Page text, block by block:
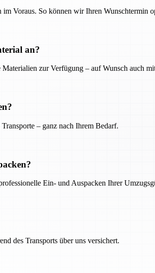
Voraus. So können wir Ihren Wunschtermin
an?
zur Verfügung – auf Wunsch auch
– ganz nach Ihrem Bedarf.
Ein- und Auspacken Ihrer
des Transports über uns versichert.